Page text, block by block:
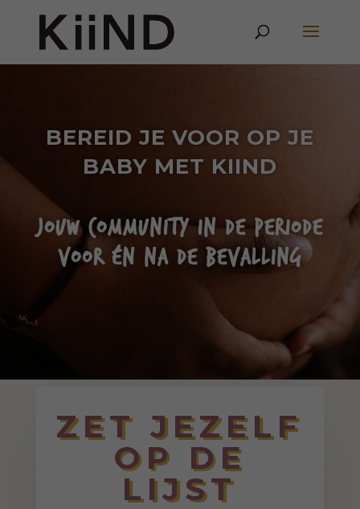
BEREID JE VOOR OP JE
BABY MET KIIND
JOUW COMMUNITY IN DE PERIODE
VOOR ÉN NA DE BEVALLING
ZET JEZELF
OP DE
LIJST